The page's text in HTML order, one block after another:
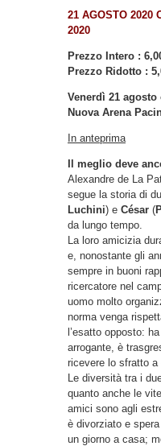
21 AGOSTO 2020
2020
Prezzo Intero :
Prezzo Ridotto :
Venerdì 21 agosto
Nuova Arena
In anteprima
Il meglio deve
Alexandre de La
segue la storia di
Luchini) e César (
da lungo tempo.
La loro amicizia
e, nonostante gli
sempre in buoni
ricercatore nel
uomo molto
norma venga
l’esatto opposto:
arrogante, è
ricevere lo sfratto a
Le diversità tra i
quanto anche le
amici sono agli
è divorziato e
un giorno a casa;